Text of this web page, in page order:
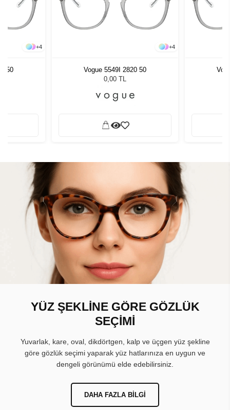
+4
50
+4
Vogue 5549I 2820 50
0,00 TL
YÜZ ŞEKLİNE GÖRE GÖZLÜK
SEÇİMİ
Yuvarlak, kare, oval, dikdörtgen, kalp ve üçgen yüz şekline
göre gözlük seçimi yaparak yüz hatlarınıza en uygun ve
dengeli görünümü elde edebilirsiniz.
DAHA FAZLA BILGI